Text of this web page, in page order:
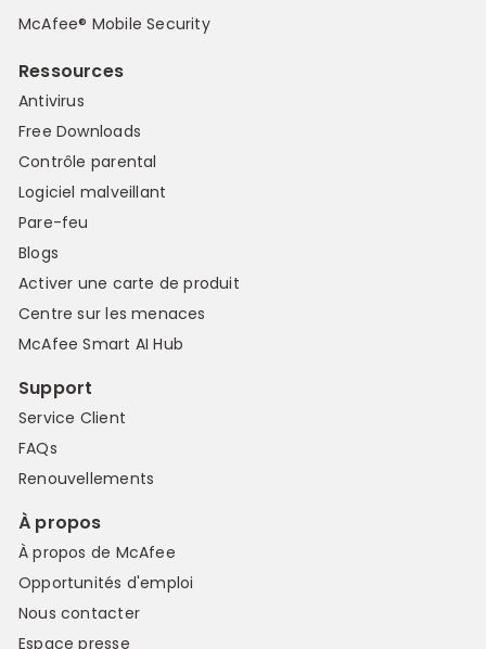
McAfee® Mobile Security
Ressources
Antivirus
Free Downloads
Contrôle parental
Logiciel malveillant
Pare-feu
Blogs
Activer une carte de produit
Centre sur les menaces
McAfee Smart AI Hub
Support
Service Client
FAQs
Renouvellements
À propos
À propos de McAfee
Opportunités d'emploi
Nous contacter
Espace presse